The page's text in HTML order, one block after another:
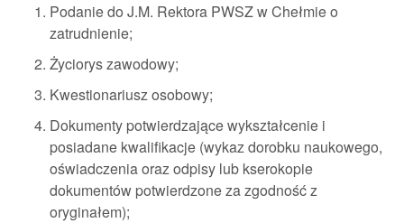
Podanie do J.M. Rektora PWSZ w Chełmie o
zatrudnienie;
Życiorys zawodowy;
Kwestionariusz osobowy;
Dokumenty potwierdzające wykształcenie i
posiadane kwalifikacje (wykaz dorobku naukowego,
oświadczenia oraz odpisy lub kserokopie
dokumentów potwierdzone za zgodność z
oryginałem);